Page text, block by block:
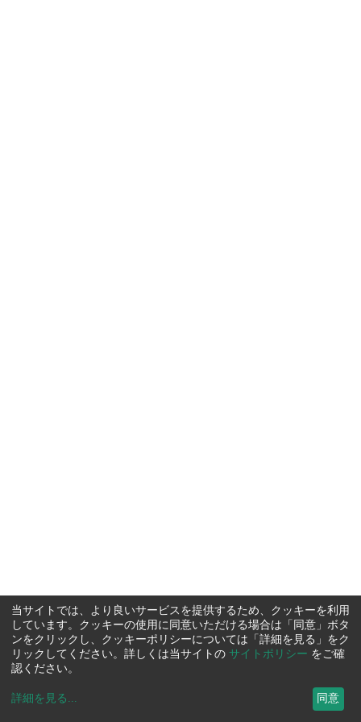
当サイトでは、より良いサービスを提供するため、クッキーを利用
しています。クッキーの使用に同意いただける場合は「同意」ボタ
ンをクリックし、クッキーポリシーについては「詳細を見る」をク
リックしてください。詳しくは当サイトの サイトポリシー をご確
認ください。
詳細を見る ... 同意